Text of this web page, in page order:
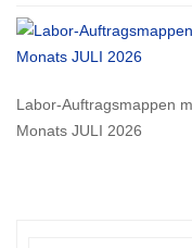
Labor-Auftragsmappen
Monats JULI 2026